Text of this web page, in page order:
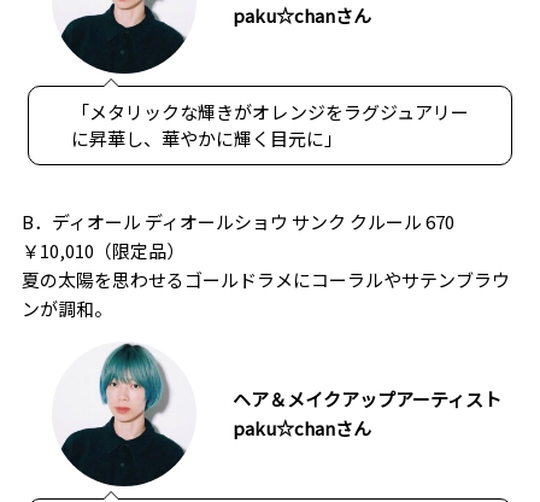
paku☆chanさん
「メタリックな輝きがオレンジをラグジュアリー
に昇華し、華やかに輝く目元に」
B．ディオール ディオールショウ サンク クルール 670
￥10,010（限定品）
夏の太陽を思わせるゴールドラメにコーラルやサテンブラウ
ンが調和。
ヘア＆メイクアップアーティスト
paku☆chanさん